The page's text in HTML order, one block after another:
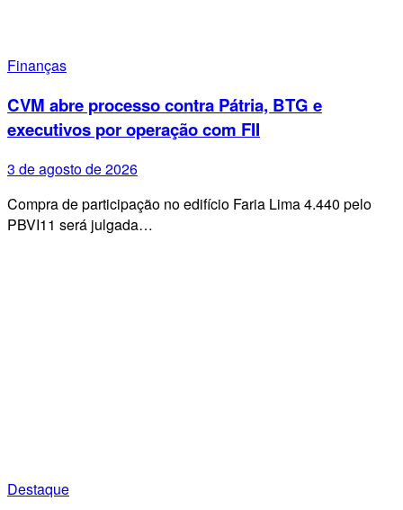
Finanças
CVM abre processo contra Pátria, BTG e
executivos por operação com FII
3 de agosto de 2026
Compra de participação no edifício Faria Lima 4.440 pelo
PBVI11 será julgada…
Destaque